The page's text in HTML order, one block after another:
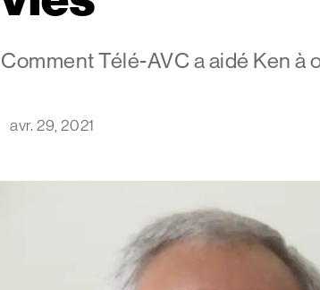
Comment Télé-AVC a aidé Ken
avr. 29, 2021